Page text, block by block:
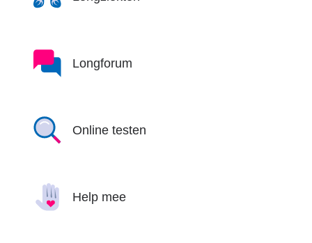
Longforum
Online testen
Help mee